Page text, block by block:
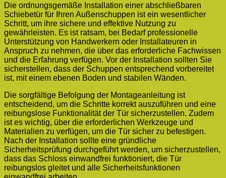
Die ordnungsgemäße Installation einer abschließbaren
Schiebetür für Ihren Außenschuppen ist ein wesentlicher
Schritt, um ihre sichere und effektive Nutzung zu
gewährleisten. Es ist ratsam, bei Bedarf professionelle
Unterstützung von Handwerkern oder Installateuren in
Anspruch zu nehmen, die über das erforderliche Fachwissen
und die Erfahrung verfügen. Vor der Installation sollten Sie
sicherstellen, dass der Schuppen entsprechend vorbereitet
ist, mit einem ebenen Boden und stabilen Wänden.
Die sorgfältige Befolgung der Montageanleitung ist
entscheidend, um die Schritte korrekt auszuführen und eine
reibungslose Funktionalität der Tür sicherzustellen. Zudem
ist es wichtig, über die erforderlichen Werkzeuge und
Materialien zu verfügen, um die Tür sicher zu befestigen.
Nach der Installation sollte eine gründliche
Sicherheitsprüfung durchgeführt werden, um sicherzustellen,
dass das Schloss einwandfrei funktioniert, die Tür
reibungslos gleitet und alle Sicherheitsfunktionen